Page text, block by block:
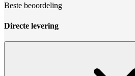
Beste beoordeling
Directe levering